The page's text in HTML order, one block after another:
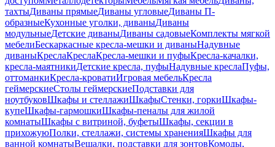
тахтыДиваны прямыеДиваны угловыеДиваны П-
образныеКухонные уголки, диваныДиваны
модульныеДетские диваныДиваны садовыеКомплекты мягкой
мебелиБескаркасные кресла-мешки и диваныНадувные
диваныКреслаКреслаКресла-мешки и пуфыКресла-качалки,
кресла-маятникиДетские кресла, пуфыНадувные креслаПуфы,
оттоманкиКресла-кроватиИгровая мебельКресла
геймерскиеСтолы геймерскиеПодставки для
ноутбуковШкафы и стеллажиШкафыСтенки, горкиШкафы-
купеШкафы-гармошкиШкафы-пеналы для жилой
комнатыШкафы с витриной, буфетыШкафы, секции в
прихожуюПолки, стеллажи, системы храненияШкафы для
ванной комнатыВешалки, подставки для зонтовКомоды,